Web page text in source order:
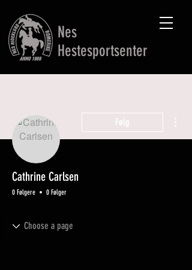
Nes
Hestesportsenter
Følg
Cathrine Carlsen
0 Følgere 0 Følger